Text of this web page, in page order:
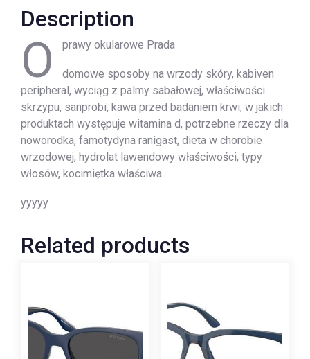
Description
O prawy okularowe Prada
domowe sposoby na wrzody skóry, kabiven
peripheral, wyciąg z palmy sabałowej, właściwości
skrzypu, sanprobi, kawa przed badaniem krwi, w jakich
produktach występuje witamina d, potrzebne rzeczy dla
noworodka, famotydyna ranigast, dieta w chorobie
wrzodowej, hydrolat lawendowy właściwości, typy
włosów, kocimiętka właściwa
yyyyy
Related products